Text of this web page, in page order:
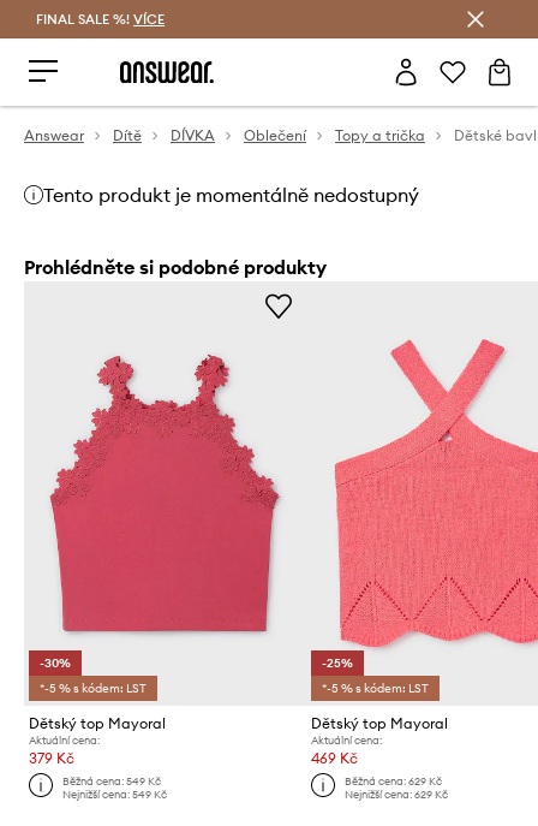
FINAL SALE %! VÍCE
Answear Dítě DÍVKA Oblečení Topy a trička Dětské
Tento produkt je momentálně nedostupný
Prohlédněte si podobné produkty
-30%
*-5 % s kódem: LST
Dětský top Mayoral
Aktuální cena:
379 Kč
Běžná cena:549 Kč
Nejnižší cena:549 Kč
-25%
*-5 % s kódem: LST
Dětský top Mayoral
Aktuální cena:
469 Kč
Běžná cena: 629 Kč
Nejnižší cena: 629 Kč